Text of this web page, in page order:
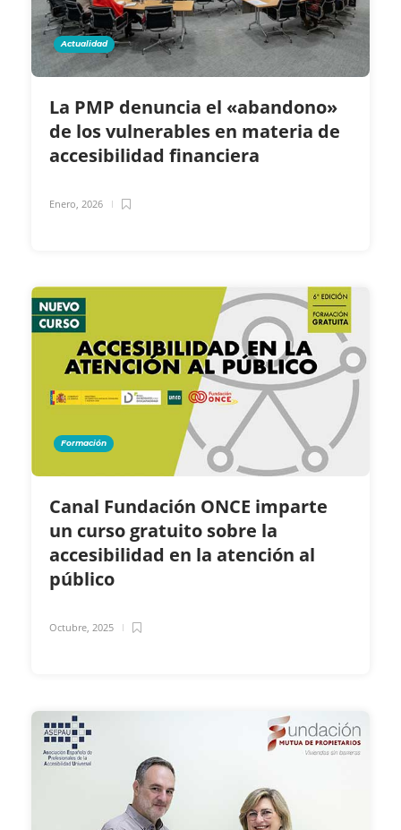
Actualidad
La PMP denuncia el «abandono»
de los vulnerables en materia de
accesibilidad financiera
Enero, 2026
Formación
Canal Fundación ONCE imparte
un curso gratuito sobre la
accesibilidad en la atención al
público
Octubre, 2025